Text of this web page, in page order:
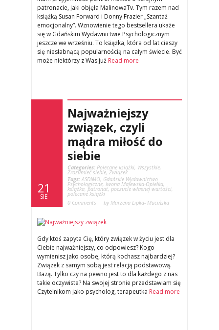
patronacie, jaki objęła MalinowaTv. Tym razem nad
książką Susan Forward i Donny Frazier „Szantaż
emocjonalny”. Wznowienie tego bestsellera ukaże
się w Gdańskim Wydawnictwie Psychologicznym
jeszcze we wrześniu. To książka, która od lat cieszy
się niesłabnącą popularnością na całym świecie. Być
może niektórzy z Was już Read more
21
SIE
Najważniejszy
związek, czyli
mądra miłość do
siebie
Categories: Polecane książki, Wszystkie,
Zrozumieć siebie, Związek
Tags: ASDIMO, Gdańskie Wydawnictwo
Psychologiczne, Iwona Majewska-Opiełka,
książka, patronat, poczucie własnej wartości,
polecane książki
0 Comments
by Marzena Lipka- Mucińska
Gdy ktoś zapyta Cię, który związek w życiu jest dla
Ciebie najważniejszy, co odpowiesz? Kogo
wymienisz jako osobę, którą kochasz najbardziej?
Związek z samym sobą jest relacją podstawową.
Bazą. Tylko czy na pewno jest to dla każdego z nas
takie oczywiste? Na swojej stronie przedstawiam się
Czytelnikom jako psycholog, terapeutka Read more